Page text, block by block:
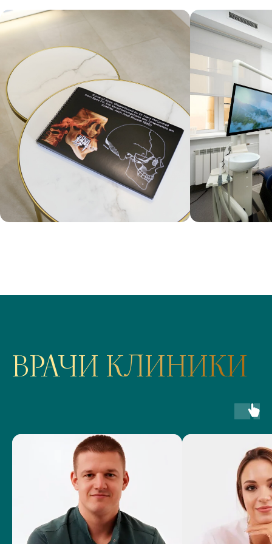
ВРАЧИ КЛИНИКИ
также понимал, что его здоровье — в
надежных руках.